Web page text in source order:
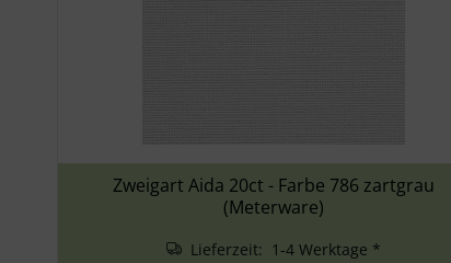
Zweigart Aida 20ct - Farbe 786 zartgrau
(Meterware)
Lieferzeit: 1-4 Werktage *